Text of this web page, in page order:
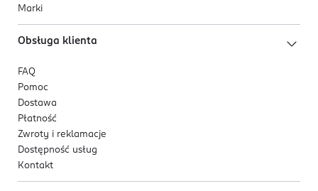
Marki
Obsługa klienta
FAQ
Pomoc
Dostawa
Płatność
Zwroty i reklamacje
Dostępność usług
Kontakt